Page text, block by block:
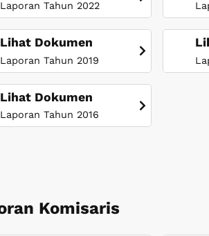
Laporan Tahun 2022
Lihat Dokumen
Laporan Tahun 2019
Lihat Dokumen
Laporan Tahun 2016
Komisaris